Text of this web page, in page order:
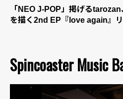
「NEO J-POP」掲げる
を描く2nd EP『love again』
Spincoaster Music